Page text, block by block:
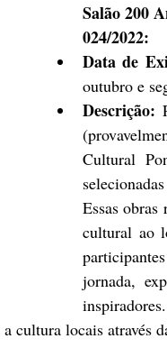
Salão 200
024/2022:
Data de
outubro e
Descrição:
Cultural
Essas
cultural ao
jornada,
cultura locais através